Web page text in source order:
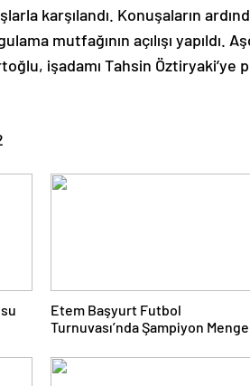
karşılandı. Konuşaların
mutfağının açılışı yapıldı.
işadamı Tahsin Öztiryaki’ye
Etem Başyurt Futbol
Turnuvası’nda Şampiyon